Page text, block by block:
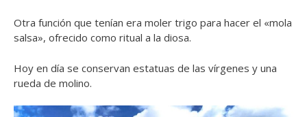
Otra función que tenían era moler trigo para hacer el «mola
salsa», ofrecido como ritual a la diosa.
Hoy en día se conservan estatuas de las vírgenes y una
rueda de molino.